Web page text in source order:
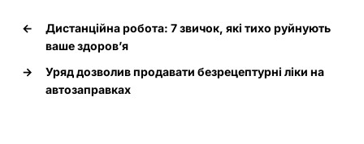
←
Дистанційна робота: 7 звичок, які тихо руйнують
ваше здоров’я
→
Уряд дозволив продавати безрецептурні ліки на
автозаправках